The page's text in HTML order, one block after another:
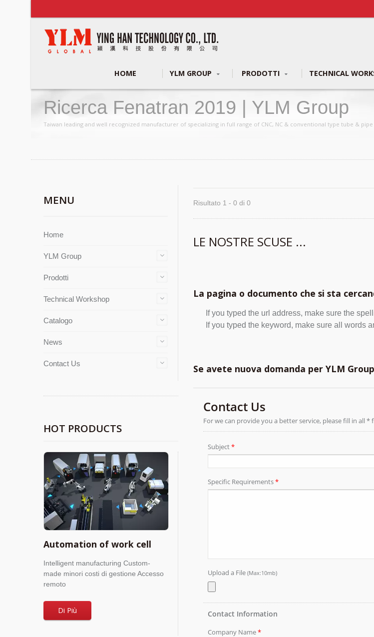
HOME YLM GROUP PRODOTTI TECHNICAL
Ricerca Fenatran 2019 | YLM Group
Taiwan leading and well recognized manufacturer of specializing in full range of CNC, NC & conventional type tube &
MENU
Home
YLM Group
Prodotti
Technical Workshop
Catalogo
News
Contact Us
HOT PRODUCTS
Automation of work cell
Intelligent manufacturing Custom-
made minori costi di gestione Accesso
remoto
Di Più
Risultato 1 - 0 di 0
LE NOSTRE SCUSE ...
La pagina o documento che si sta
If you typed the url address, make sure the
If you typed the keyword, make sure all words
Se avete nuova domanda per YLM